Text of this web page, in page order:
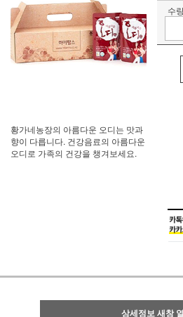
황가네농장의 아름다운 오디는 맛과
향이 다릅니다. 건강음료의 아름다운
오디로 가족의 건강을 챙겨보세요.
수
상세정보 새창